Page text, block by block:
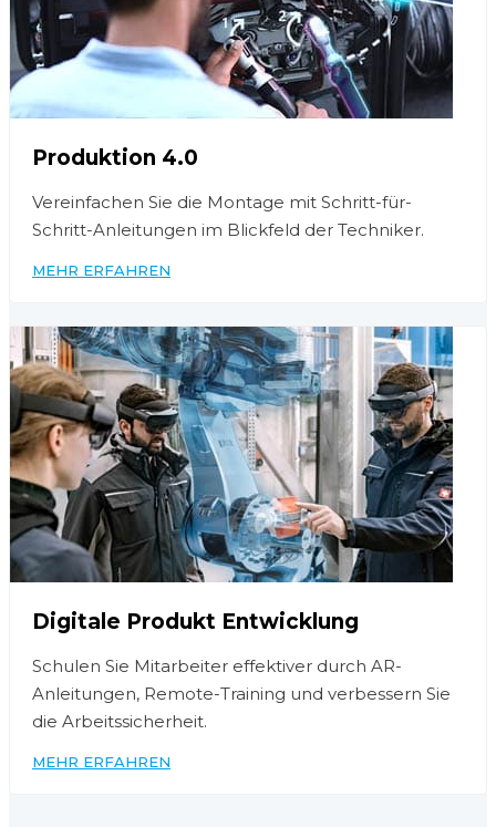
Produktion 4.0
Vereinfachen Sie die Montage mit Schritt-für-
Schritt-Anleitungen im Blickfeld der Techniker.
MEHR ERFAHREN
Digitale Produkt Entwicklung
Schulen Sie Mitarbeiter effektiver durch AR-
Anleitungen, Remote-Training und verbessern Sie
die Arbeitssicherheit.
MEHR ERFAHREN